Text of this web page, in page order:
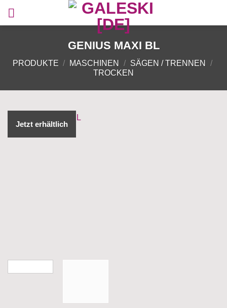
Inhalt
GENIUS MAXI BL
PRODUKTE / MASCHINEN / SÄGEN / TRENNEN
/
TROCKEN
Jetzt erhältlich